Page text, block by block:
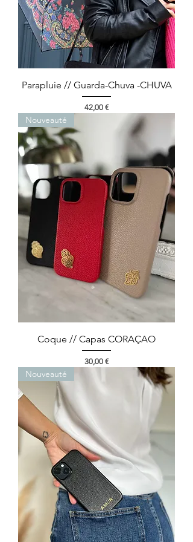
Parapluie // Guarda-Chuva -CHUVA
Prix
42,00 €
Nouveauté
Coque // Capas CORAÇAO
Prix
30,00 €
Nouveauté